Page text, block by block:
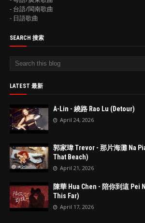
- 台語/閩南歌曲
- 日語歌曲
SEARCH 搜索
LATEST 最新
A-Lin - 繞路 Rao Lu (Detour)
April 24, 2026
郭家瑋 Trevor - 那片海灘 Na
That Beach)
April 21, 2026
陳華 Hua Chen - 陪你到這 Pei
This Far)
April 17, 2026